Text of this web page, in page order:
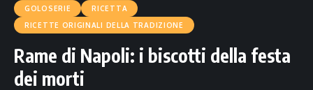
GOLOSERIE
RICETTA
RICETTE ORIGINALI DELLA TRADIZIONE
Rame di Napoli: i biscotti della festa
dei morti